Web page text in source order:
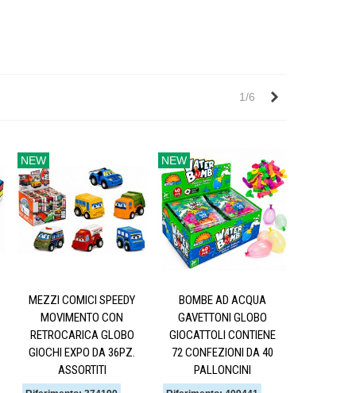
1/6
NEW
MEZZI COMICI SPEEDY
MOVIMENTO CON
RETROCARICA GLOBO
GIOCHI EXPO DA 36PZ.
ASSORTITI
NEW
BOMBE AD ACQUA
GAVETTONI GLOBO
GIOCATTOLI CONTIENE
72 CONFEZIONI DA 40
PALLONCINI